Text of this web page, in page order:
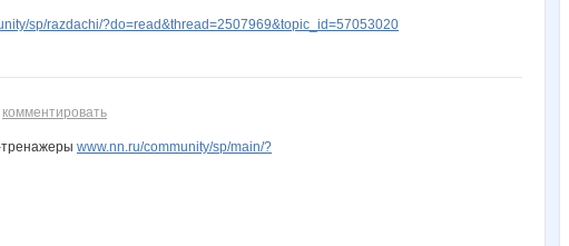
sp/razdachi/?do=read&thread=2507969&topic_id=57053020
комментировать
тренажеры www.nn.ru/community/sp/main/?